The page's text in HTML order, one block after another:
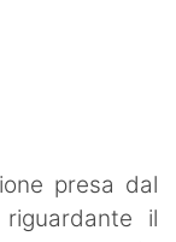
presa dal
il